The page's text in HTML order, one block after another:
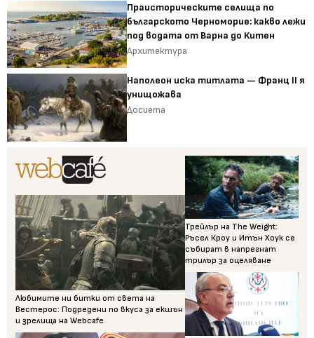
Праисторическите селища по
българското Черноморие: какво лежи
под водата от Варна до Китен
Архитектура
Наполеон иска титлата — Франц II я
унищожава
Досиета
Любимите ни битки от света на
Вестерос: Подредени по вкуса за екшън
и зрелища на Webcafe
Трейлър на The Weight:
Ръсел Кроу и Итън Хоук се
събират в напрегнат
трилър за оцеляване